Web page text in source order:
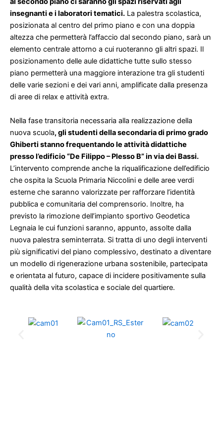
insegnanti e i laboratori tematici. La palestra scolastica,
posizionata al centro del primo piano e con una doppia
altezza che permetterà l’affaccio dal secondo piano, sarà un
elemento centrale attorno a cui ruoteranno gli altri spazi. Il
posizionamento delle aule didattiche tutte sullo stesso
piano permetterà una maggiore interazione tra gli studenti
delle varie sezioni e dei vari anni, amplificate dalla presenza
di aree di relax e attività extra.
Nella fase transitoria necessaria alla realizzazione della
nuova scuola, gli studenti della secondaria di primo grado
Ghiberti stanno frequentando le attività didattiche
presso l’edificio “De Filippo – Plesso B” in via dei Bassi.
L’intervento comprende anche la riqualificazione dell’edificio
che ospita la Scuola Primaria Niccolini e delle aree verdi
esterne che saranno valorizzate per rafforzare l’identità
pubblica e comunitaria del comprensorio. Inoltre, ha
previsto la rimozione dell’impianto sportivo Geodetica
Legnaia le cui funzioni saranno, appunto, assolte dalla
nuova palestra seminterrata. Si tratta di uno degli interventi
più significativi del piano complessivo, destinato a diventare
un modello di rigenerazione urbana sostenibile, partecipata
e orientata al futuro, capace di incidere positivamente sulla
qualità della vita scolastica e sociale del quartiere.